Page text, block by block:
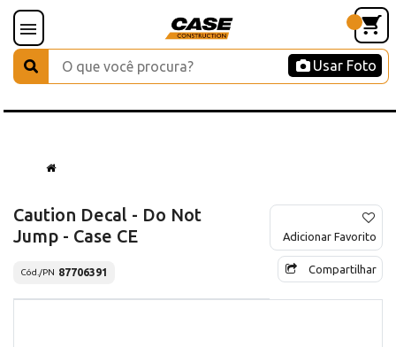
Usar Foto
Caution Decal - Do Not
Jump - Case CE
Cód./PN 87706391
Adicionar Favorito
Compartilhar